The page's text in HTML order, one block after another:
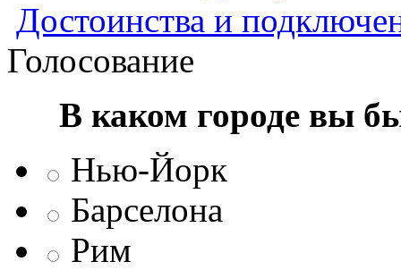
Достоинства и
Голосование
В каком городе вы
Нью-Йорк
Барселона
Рим